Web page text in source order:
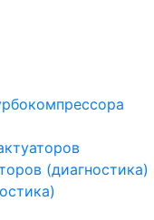
(диагностика)